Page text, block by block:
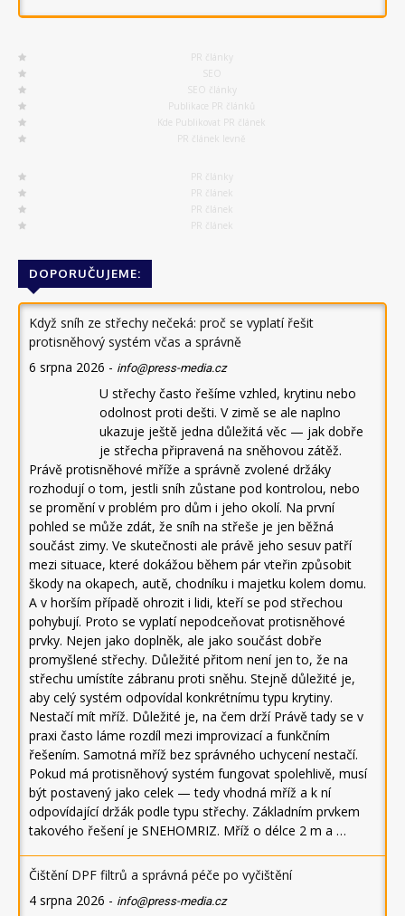
PR články
SEO
SEO články
Publikace PR článků
Kde Publikovat PR článek
PR článek levně
PR články
PR článek
PR článek
PR článek
DOPORUČUJEME:
Když sníh ze střechy nečeká: proč se vyplatí řešit
protisněhový systém včas a správně
6 srpna 2026 - info@press-media.cz
U střechy často řešíme vzhled, krytinu nebo
odolnost proti dešti. V zimě se ale naplno
ukazuje ještě jedna důležitá věc — jak dobře
je střecha připravená na sněhovou zátěž.
Právě protisněhové mříže a správně zvolené držáky
rozhodují o tom, jestli sníh zůstane pod kontrolou, nebo
se promění v problém pro dům i jeho okolí. Na první
pohled se může zdát, že sníh na střeše je jen běžná
součást zimy. Ve skutečnosti ale právě jeho sesuv patří
mezi situace, které dokážou během pár vteřin způsobit
škody na okapech, autě, chodníku i majetku kolem domu.
A v horším případě ohrozit i lidi, kteří se pod střechou
pohybují. Proto se vyplatí nepodceňovat protisněhové
prvky. Nejen jako doplněk, ale jako součást dobře
promyšlené střechy. Důležité přitom není jen to, že na
střechu umístíte zábranu proti sněhu. Stejně důležité je,
aby celý systém odpovídal konkrétnímu typu krytiny.
Nestačí mít mříž. Důležité je, na čem drží Právě tady se v
praxi často láme rozdíl mezi improvizací a funkčním
řešením. Samotná mříž bez správného uchycení nestačí.
Pokud má protisněhový systém fungovat spolehlivě, musí
být postavený jako celek — tedy vhodná mříž a k ní
odpovídající držák podle typu střechy. Základním prvkem
takového řešení je SNEHOMRIZ. Mříž o délce 2 m a …
Čištění DPF filtrů a správná péče po vyčištění
4 srpna 2026 - info@press-media.cz